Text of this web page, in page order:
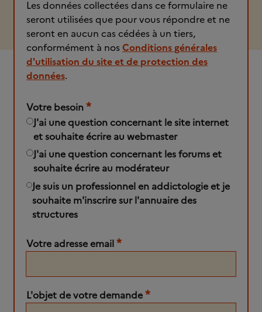
Les données collectées dans ce formulaire ne
seront utilisées que pour vous répondre et ne
seront en aucun cas cédées à un tiers,
conformément à nosConditions générales
d'utilisation du site et de protection des
données.
Votre besoin*
J'ai une question concernant le site internet
et souhaite écrire au webmaster
J'ai une question concernant les forums et
souhaite écrire au modérateur
Je suis un professionnel en addictologie et je
souhaite m'inscrire sur l'annuaire des
structures
Votre adresse email*
L'objet de votre demande*